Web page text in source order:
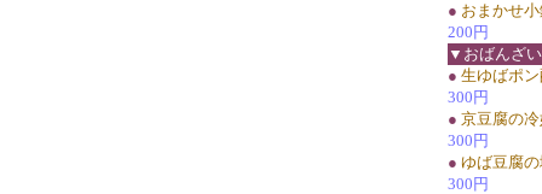
● おまかせ
200円
▼おばんざい
● 生ゆばポ
300円
● 京豆腐の
300円
● ゆば豆腐
300円